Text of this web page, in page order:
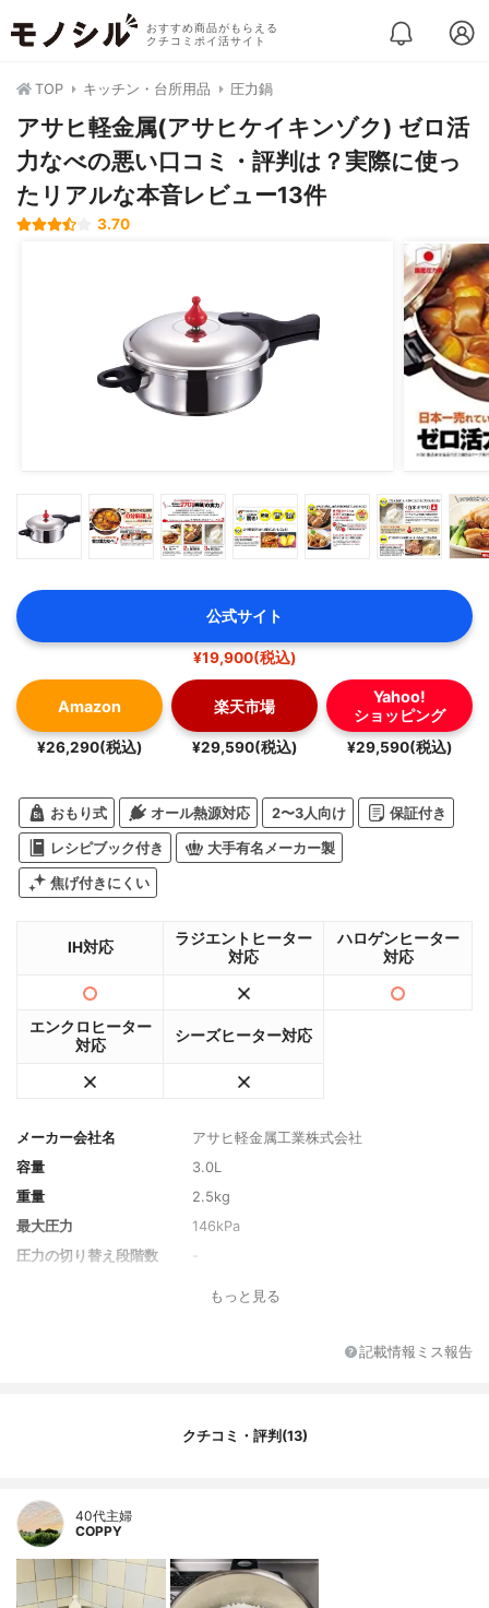
おすすめ商品がもらえる
クチコミポイ活サイト
TOP キッチン・台所用品 圧力鍋
アサヒ軽金属(アサヒケイキンゾク) ゼロ活
力なべの悪い口コミ・評判は？実際に使っ
たリアルな本音レビュー13件
3.70
公式サイト
¥19,900(税込)
Amazon
¥26,290(税込)
楽天市場
¥29,590(税込)
Yahoo!
ショッピング
¥29,590(税込)
おもり式 オール熱源対応 2〜3人向け 保証付き
レシピブック付き 大手有名メーカー製
焦げ付きにくい
IH対応
ラジエントヒーター
対応
ハロゲンヒーター
対応
エンクロヒーター
対応
シーズヒーター対応
メーカー会社名
アサヒ軽金属工業株式会社
容量
3.0L
重量
2.5kg
最大圧力
146kPa
圧力の切り替え段階数
ガイドブック
もっと見る
記載情報ミス報告
クチコミ・評判(13)
40代主婦
COPPY